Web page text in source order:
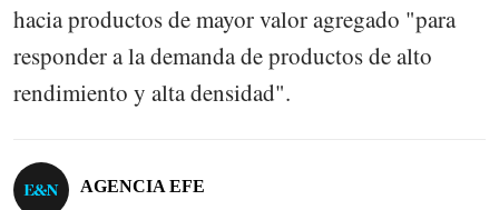
hacia productos de mayor valor agregado "para
responder a la demanda de productos de alto
rendimiento y alta densidad".
AGENCIA EFE